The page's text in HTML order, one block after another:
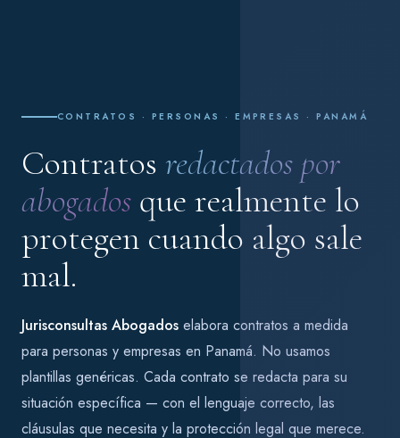
CONTRATOS · PERSONAS · EMPRESAS · PANAMÁ
Contratos redactados por
abogados que realmente lo
protegen cuando algo sale
mal.
Jurisconsultas Abogados elabora contratos a medida
para personas y empresas en Panamá. No usamos
plantillas genéricas. Cada contrato se redacta para su
situación específica — con el lenguaje correcto, las
cláusulas que necesita y la protección legal que merece.